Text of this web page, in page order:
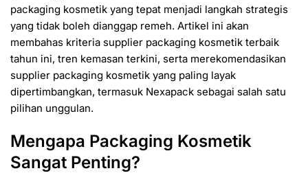
packaging kosmetik yang tepat menjadi langkah strategis
yang tidak boleh dianggap remeh. Artikel ini akan
membahas kriteria supplier packaging kosmetik terbaik
tahun ini, tren kemasan terkini, serta merekomendasikan
supplier packaging kosmetik yang paling layak
dipertimbangkan, termasuk Nexapack sebagai salah satu
pilihan unggulan.
Mengapa Packaging Kosmetik
Sangat Penting?